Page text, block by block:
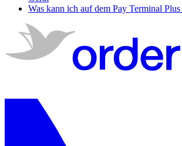
Was kann ich auf dem Pay Terminal Plus